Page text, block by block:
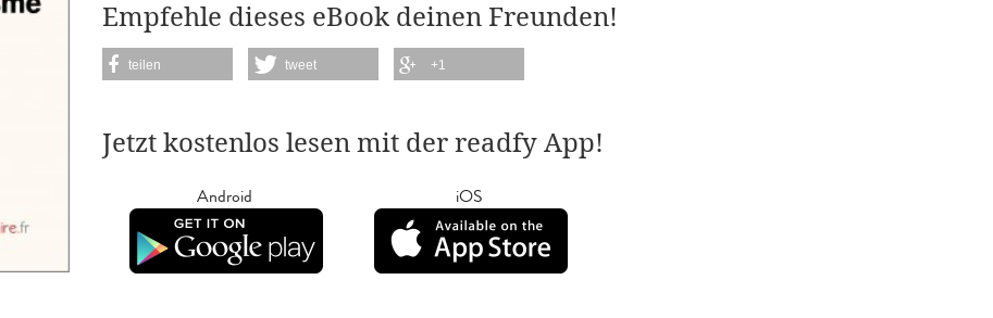
Empfehle dieses eBook deinen Freunden!
teilen tweet +1
Jetzt kostenlos lesen mit der readfy App!
Android iOS